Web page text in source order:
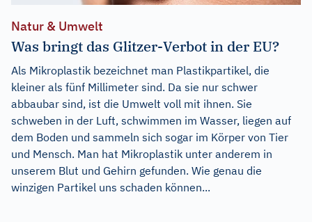
Natur & Umwelt
Was bringt das Glitzer-Verbot in der EU?
Als Mikroplastik bezeichnet man Plastikpartikel, die
kleiner als fünf Millimeter sind. Da sie nur schwer
abbaubar sind, ist die Umwelt voll mit ihnen. Sie
schweben in der Luft, schwimmen im Wasser, liegen auf
dem Boden und sammeln sich sogar im Körper von Tier
und Mensch. Man hat Mikroplastik unter anderem in
unserem Blut und Gehirn gefunden. Wie genau die
winzigen Partikel uns schaden können...